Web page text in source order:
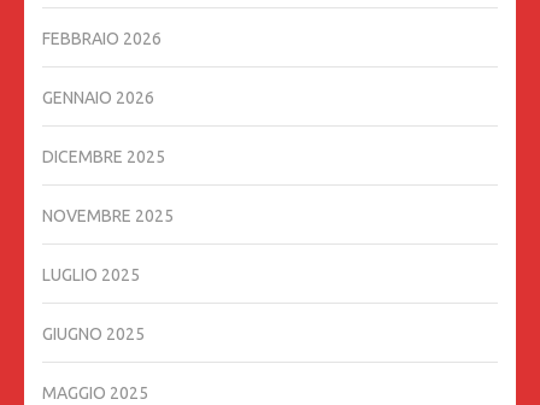
FEBBRAIO 2026
GENNAIO 2026
DICEMBRE 2025
NOVEMBRE 2025
LUGLIO 2025
GIUGNO 2025
MAGGIO 2025